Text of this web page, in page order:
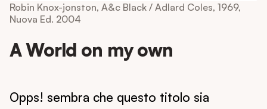
Robin Knox-jonston, A&c Black / Adlard Coles, 1969,
Nuova Ed. 2004
A World on my own
Opps! sembra che questo titolo sia